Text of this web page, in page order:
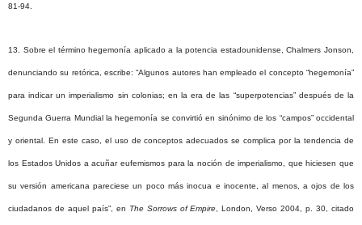
81-94.
13. Sobre el término hegemonía aplicado a la potencia estadounidense, Chalmers Jonson,
denunciando su retórica, escribe: “Algunos autores han empleado el concepto “hegemonía”
para indicar un imperialismo sin colonias; en la era de las “superpotencias” después de la
Segunda Guerra Mundial la hegemonía se convirtió en sinónimo de los “campos” occidental
y oriental. En este caso, el uso de conceptos adecuados se complica por la tendencia de
los Estados Unidos a acuñar eufemismos para la noción de imperialismo, que hiciesen que
su versión americana pareciese un poco más inocua e inocente, al menos, a ojos de los
ciudadanos de aquel país”, en The Sorrowsof Empire ,London , Verso 2004, p. 30, citado